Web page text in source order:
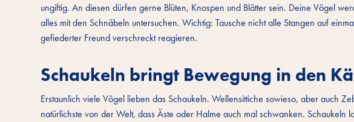
ungiftig. An diesen dürfen gerne Blüten, Knospen und Blätter sein. Deine Vögel
alles mit den Schnäbeln untersuchen. Wichtig: Tausche nicht alle Stangen auf
gefiederter Freund verschreckt reagieren.
Schaukeln bringt Bewegung in den
Erstaunlich viele Vögel lieben das Schaukeln. Wellensittiche sowieso, aber auch
natürlichste von der Welt, dass Äste oder Halme auch mal schwanken. Schaukeln